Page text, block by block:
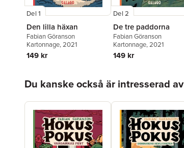
Del 1
Den lilla häxan
Fabian Göranson
Kartonnage, 2021
149 kr
Del 2
De tre paddorna
Fabian Göranson
Kartonnage, 2021
149 kr
Du kanske också är intresserad av